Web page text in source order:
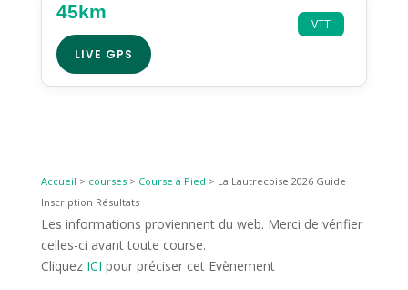
VTT
45km
LIVE GPS
Accueil > courses> Course à Pied > La Lautrecoise 2026 Guide
Inscription Résultats
Les informations proviennent du web. Merci de vérifier
celles-ci avant toute course.
Cliquez ICI pour préciser cet Evènement